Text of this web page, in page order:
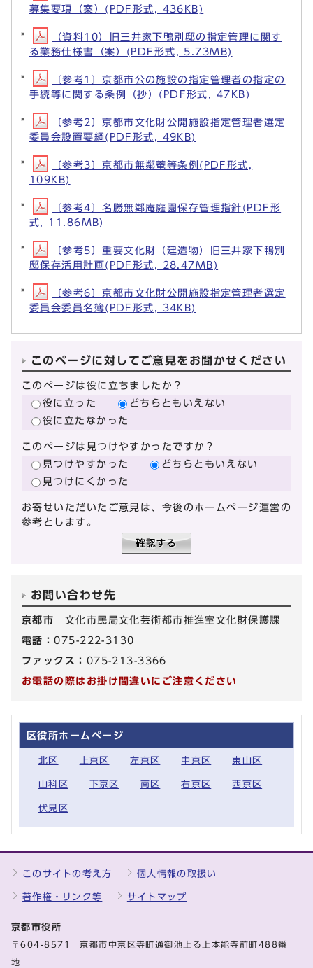
募集要項（案）(PDF形式, 436KB)
（資料10）旧三井家下鴨別邸の指定管理に関す
る業務仕様書（案）(PDF形式, 5.73MB)
〔参考1〕京都市公の施設の指定管理者の指定の
手続等に関する条例（抄）(PDF形式, 47KB)
〔参考2〕京都市文化財公開施設指定管理者選定
委員会設置要綱(PDF形式, 49KB)
〔参考3〕京都市無鄰菴等条例(PDF形式,
109KB)
〔参考4〕名勝無鄰庵庭園保存管理指針(PDF形
式, 11.86MB)
〔参考5〕重要文化財（建造物）旧三井家下鴨別
邸保存活用計画(PDF形式, 28.47MB)
〔参考6〕京都市文化財公開施設指定管理者選定
委員会委員名簿(PDF形式, 34KB)
このページに対してご意見をお聞かせください
このページは役に立ちましたか？
役に立った
どちらともいえない
役に立たなかった
このページは見つけやすかったですか？
見つけやすかった
どちらともいえない
見つけにくかった
お寄せいただいたご意見は、今後のホームページ運営の
参考とします。
お問い合わせ先
京都市 文化市民局文化芸術都市推進室文化財保護課
電話：075-222-3130
ファックス： 075-213-3366
お電話の際はお掛け間違いにご注意ください
区役所ホームページ
北区 上京区 左京区 中京区 東山区
山科区 下京区 南区 右京区 西京区
伏見区
このサイトの考え方 個人情報の取扱い
著作権・リンク等 サイトマップ
京都市役所
〒604-8571 京都市中京区寺町通御池上る上本能寺前町488番
地